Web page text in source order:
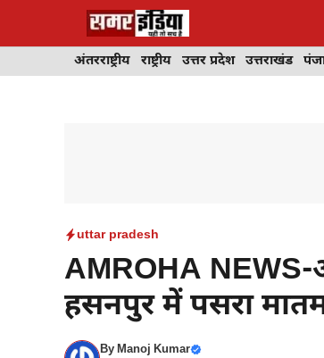
अंतरराष्ट्रीय राष्ट्रीय उत्तर प्रदेश उत्तराखंड
uttar pradesh
AMROHA NEWS-
हसनपुर में पसरा
ByManoj Kumar